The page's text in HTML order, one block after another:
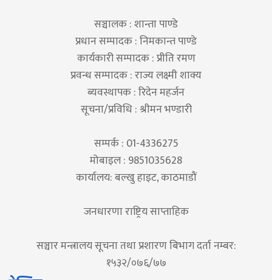
सञ्चालक : शान्ता पाण्डे
प्रधान सम्पादक : निमकान्त पाण्डे
कार्यकारी सम्पादक : प्रीति रमण
प्रवन्ध सम्पादक : राज्य लक्ष्मी शाक्य
ब्यवस्थापक : रिदेन महर्जन
सूचना/प्रविधि : श्रीमन भण्डारी
सम्पर्क : 01-4336275
मोबाइल : 9851035628
कार्यालय: बल्खु हाइट, काठमाडौं
जनधारणा राष्ट्रिय साप्ताहिक
सञ्चार मन्त्रालय सूचना तथा प्रशारण बिभाग दर्ता नम्बर:
१५३२/०७६/७७